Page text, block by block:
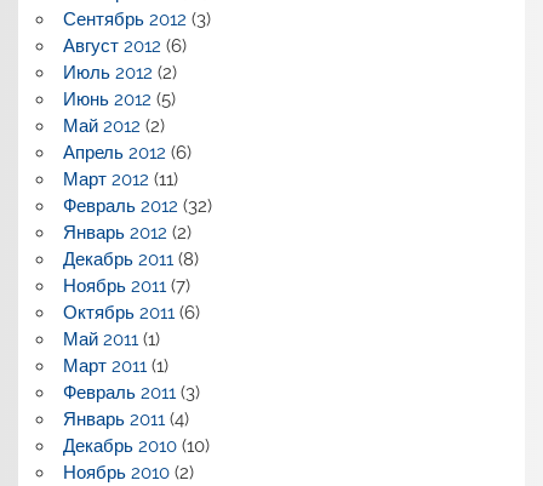
Сентябрь 2012 (3)
Август 2012 (6)
Июль 2012 (2)
Июнь 2012 (5)
Май 2012 (2)
Апрель 2012 (6)
Март 2012 (11)
Февраль 2012 (32)
Январь 2012 (2)
Декабрь 2011(8)
Ноябрь 2011(7)
Октябрь 2011(6)
Май 2011(1)
Март 2011(1)
Февраль 2011(3)
Январь 2011(4)
Декабрь 2010(10)
Ноябрь 2010(2)